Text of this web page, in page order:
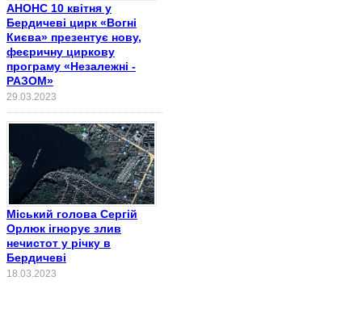
АНОНС 10 квітня у
Бердичеві цирк «Вогні
Києва» презентує нову,
феєричну циркову
програму «Незалежні -
РАЗОМ»
29.03.2023
Міський голова Сергій
Орлюк ігнорує злив
нечистот у річку в
Бердичеві
18.03.2023